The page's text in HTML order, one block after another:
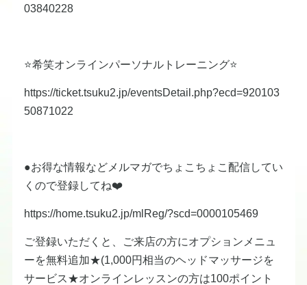
03840228
⭐️希笑オンラインパーソナルトレーニング⭐️
https://ticket.tsuku2.jp/eventsDetail.php?ecd=920103
50871022
●お得な情報などメルマガでちょこちょこ配信してい
くので登録してね❤️
https://home.tsuku2.jp/mlReg/?scd=0000105469
ご登録いただくと、ご来店の方にオプションメニュ
ーを無料追加★(1,000円相当のヘッドマッサージを
サービス★オンラインレッスンの方は100ポイント